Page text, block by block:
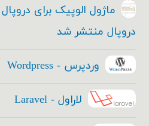
ماژول الوپیک برای
دروپال منتشر شد
وردپرس - Wordpress
لاراول - Laravel